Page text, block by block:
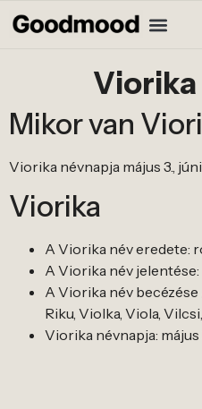
Viorika
Mikor van
Viorika névnapja május 3.,
Viorika
A Viorika név eredete:
A Viorika név jelentése:
A Viorika név
Riku, Violka, Viola,
Viorika névnapja: május